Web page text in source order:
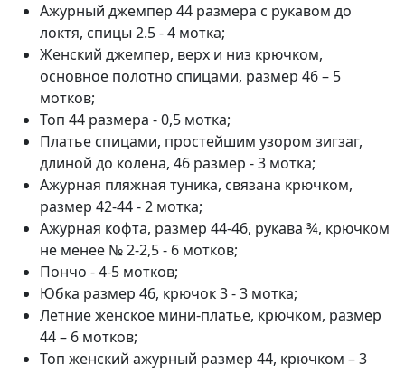
Ажурный джемпер 44 размера с рукавом до
локтя, спицы 2.5 - 4 мотка;
Женский джемпер, верх и низ крючком,
основное полотно спицами, размер 46 – 5
мотков;
Топ 44 размера - 0,5 мотка;
Платье спицами, простейшим узором зигзаг,
длиной до колена, 46 размер - 3 мотка;
Ажурная пляжная туника, связана крючком,
размер 42-44 - 2 мотка;
Ажурная кофта, размер 44-46, рукава ¾, крючком
не менее № 2-2,5 - 6 мотков;
Пончо - 4-5 мотков;
Юбка размер 46, крючок 3 - 3 мотка;
Летние женское мини-платье, крючком, размер
44 – 6 мотков;
Топ женский ажурный размер 44, крючком – 3